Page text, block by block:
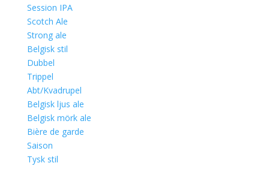
Session IPA
Scotch Ale
Strong ale
Belgisk stil
Dubbel
Trippel
Abt/Kvadrupel
Belgisk ljus ale
Belgisk mörk ale
Bière de garde
Saison
Tysk stil